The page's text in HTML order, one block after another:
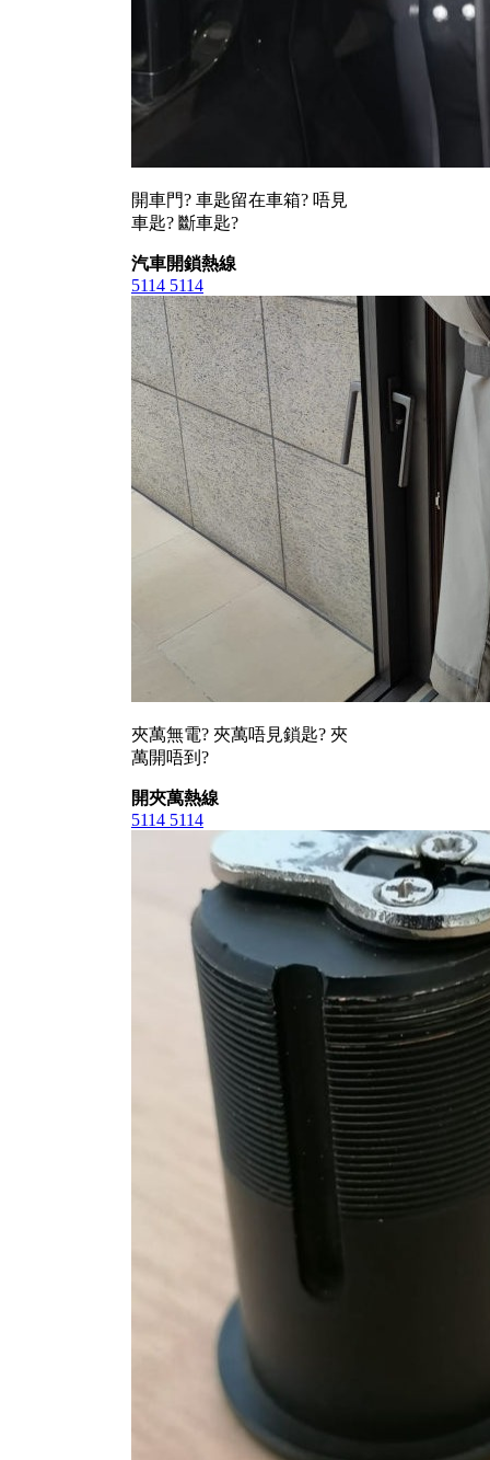
開車門? 車匙留在車箱? 唔見
車匙? 斷車匙?
汽車開鎖熱線
5114 5114
夾萬無電? 夾萬唔見鎖匙? 夾
萬開唔到?
開夾萬熱線
5114 5114